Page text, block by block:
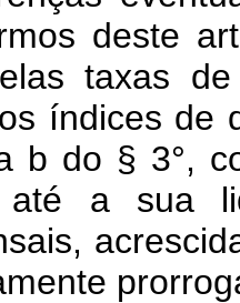
deste
taxas
índices
b do § 3°,
até a sua